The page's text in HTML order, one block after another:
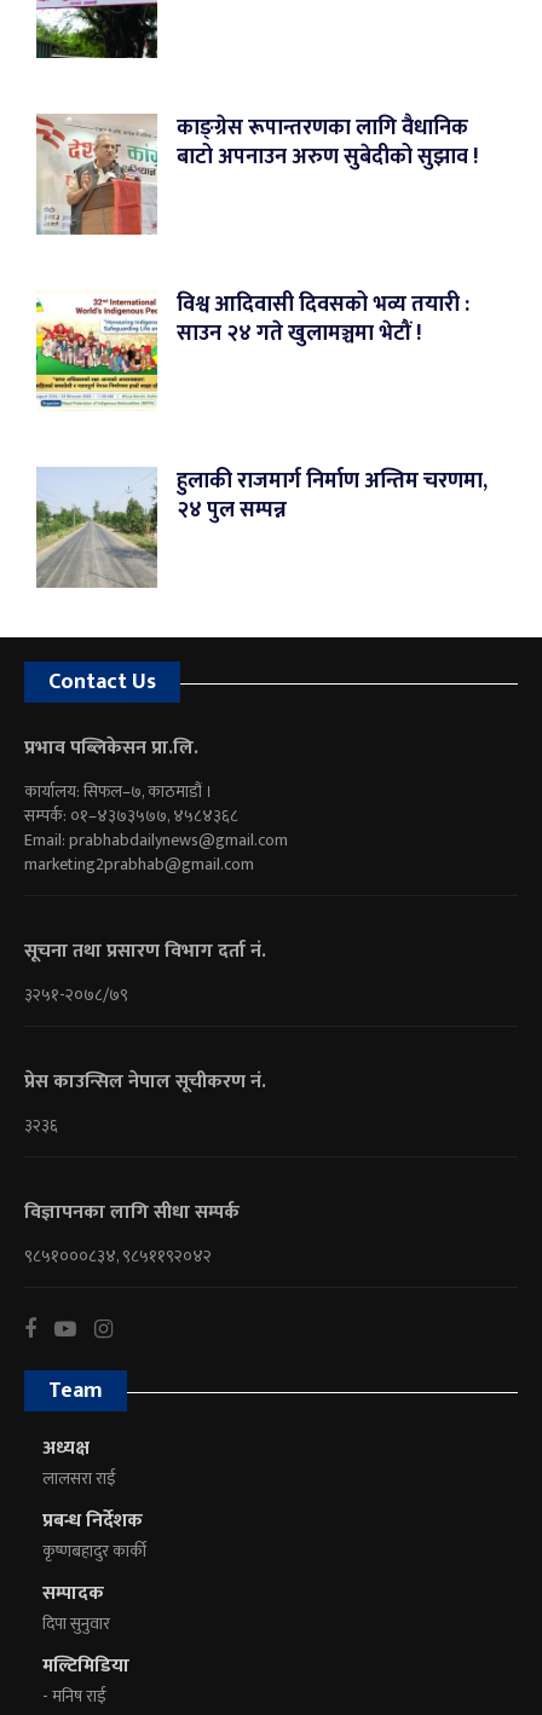
काङ्ग्रेस रूपान्तरणका लागि वैधानिक
बाटो अपनाउन अरुण सुबेदीको सुझाव !
विश्व आदिवासी दिवसको भव्य तयारी :
साउन २४ गते खुलामञ्चमा भेटौं !
हुलाकी राजमार्ग निर्माण अन्तिम चरणमा,
२४ पुल सम्पन्न
Contact Us
प्रभाव पब्लिकेसन प्रा.लि.
कार्यालय: सिफल–७, काठमाडौं ।
सम्पर्क: ०१–४३७३५७७, ४५८४३६८
Email:prabhabdailynews@gmail.com
marketing2prabhab@gmail.com
सूचना तथा प्रसारण विभाग दर्ता नं.
३२५१-२०७८/७९
प्रेस काउन्सिल नेपाल सूचीकरण नं.
३२३६
विज्ञापनका लागि सीधा सम्पर्क
९८५१०००८३४, ९८५११९२०४२
Team
अध्यक्ष
लालसरा राई
प्रबन्ध निर्देशक
कृष्णबहादुर कार्की
सम्पादक
दिपा सुनुवार
मल्टिमिडिया
- मनिष राई